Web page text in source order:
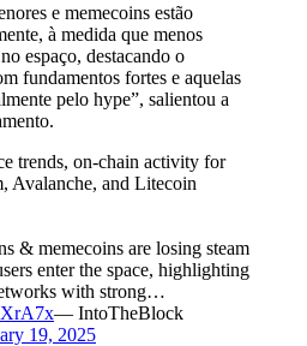
e memecoins estão
à medida que menos
espaço, destacando o
fundamentos fortes e aquelas
pelo hype”, salientou a
trends, on-chain activity for
Avalanche, and Litecoin
& memecoins are losing steam
enter the space, highlighting
with strong…
— IntoTheBlock
19, 2025